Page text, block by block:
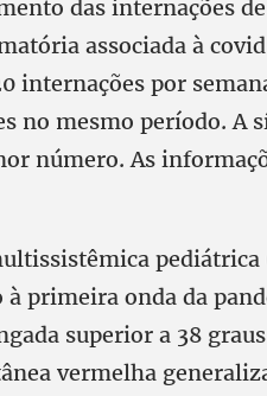
das internações
associada à
internações por
no mesmo período. A
número. As
primeira onda da
superior a 38
vermelha